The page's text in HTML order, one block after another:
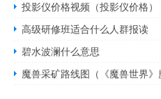
投影仪价格视频（投影仪价格）
高级研修班适合什么人群报读
碧水波澜什么意思
魔兽采矿路线图（《魔兽世界》